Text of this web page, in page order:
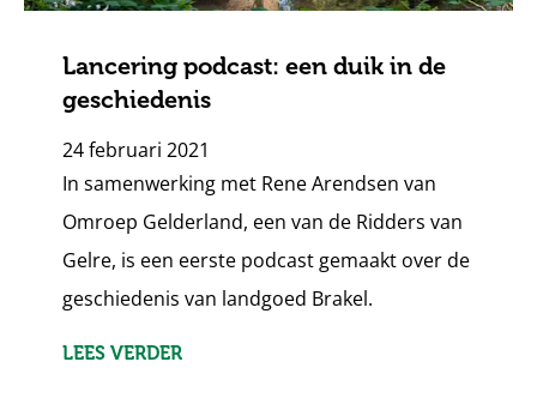
Lancering podcast: een duik in de
geschiedenis
24 februari 2021
In samenwerking met Rene Arendsen van
Omroep Gelderland, een van de Ridders van
Gelre, is een eerste podcast gemaakt over de
geschiedenis van landgoed Brakel.
LEES VERDER